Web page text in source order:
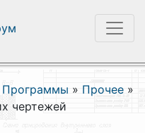
Программы » Прочее »
чертежей